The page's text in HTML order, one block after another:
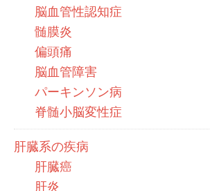
脳血管性認知症
髄膜炎
偏頭痛
脳血管障害
パーキンソン病
脊髄小脳変性症
肝臓系の疾病
肝臓癌
肝炎